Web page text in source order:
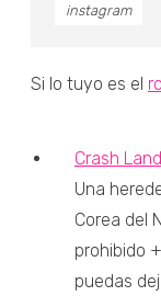
instagram
Si lo tuyo es el
Crash
Una
Corea del
prohibido
puedas